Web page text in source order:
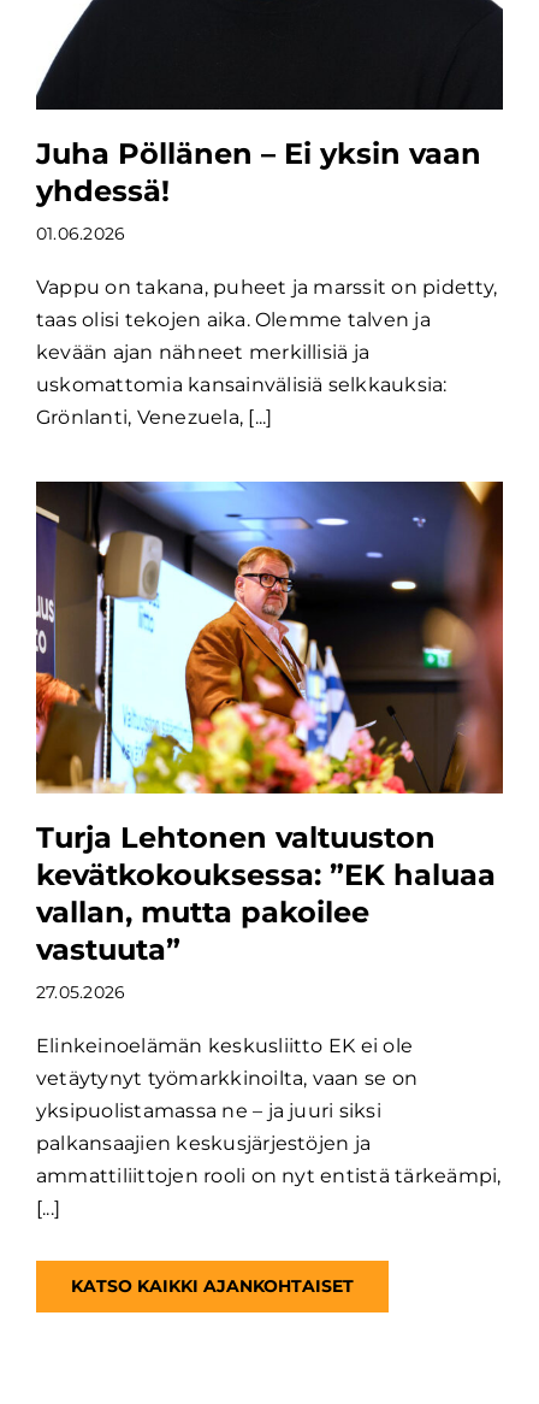
Juha Pöllänen – Ei yksin vaan
yhdessä!
01.06.2026
Vappu on takana, puheet ja marssit on pidetty,
taas olisi tekojen aika. Olemme talven ja
kevään ajan nähneet merkillisiä ja
uskomattomia kansainvälisiä selkkauksia:
Grönlanti, Venezuela, [...]
Turja Lehtonen valtuuston
kevätkokouksessa: ”EK haluaa
vallan, mutta pakoilee
vastuuta”
27.05.2026
Elinkeinoelämän keskusliitto EK ei ole
vetäytynyt työmarkkinoilta, vaan se on
yksipuolistamassa ne – ja juuri siksi
palkansaajien keskusjärjestöjen ja
ammattiliittojen rooli on nyt entistä tärkeämpi,
[...]
KATSO KAIKKI AJANKOHTAISET